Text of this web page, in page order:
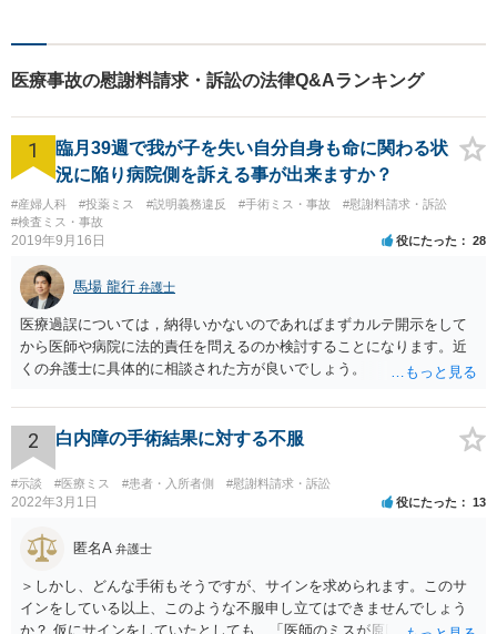
報をご提供します！少しでも
疑問をお持ちの方は、まずご
相談を！
医療事故の慰謝料請求・訴訟の法律Q&Aランキング
1
臨月39週で我が子を失い自分自身も命に関わる状
況に陥り病院側を訴える事が出来ますか？
#産婦人科 #投薬ミス #説明義務違反 #手術ミス・事故
#慰謝料請求・訴訟
#検査ミス・事故
2019年9月16日 役にたった 28
馬場 龍行 弁護士
医療過誤については，納得いかないのであればまずカルテ開示をして
から医師や病院に法的責任を問えるのか検討することになります。近
くの弁護士に具体的に相談された方が良いでしょう。
2 白内障の手術結果に対する不服
#示談 #医療ミス #患者・入所者側 #慰謝料請求・訴訟
2022年3月1日 役にたった 13
匿名A 弁護士
＞しかし、どんな手術もそうですが、サインを求められます。このサ
インをしている以上、このような不服申し立てはできませんでしょう
か？ 仮にサインをしていたとしても、「医師のミスが原因で老眼がひ